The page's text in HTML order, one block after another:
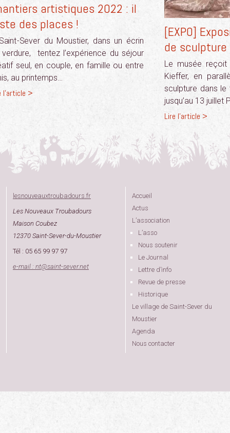
artistiques 2022 : il
des places !
Sever du Moustier, dans un écrin
tentez l’expérience du séjour
seul, en couple, en famille ou entre
au printemps…
l'article >
[EXPO]
de sculpture
Le musée reçoit
Kieffer, en
sculpture dans
jusqu’au 13 juillet
Lire l'article >
lesnouveauxtroubadours.fr
Les Nouveaux Troubadours
Maison Coubez
12370 Saint-Sever-du-Moustier
Tél : 05 65 99 97 97
e-mail : nt@saint-sever.net
Accueil
Actus
L’association
L’asso
Nous soutenir
Le Journal
Lettre d’info
Revue de presse
Historique
Le village de Saint-Sever du
Moustier
Agenda
Nous contacter